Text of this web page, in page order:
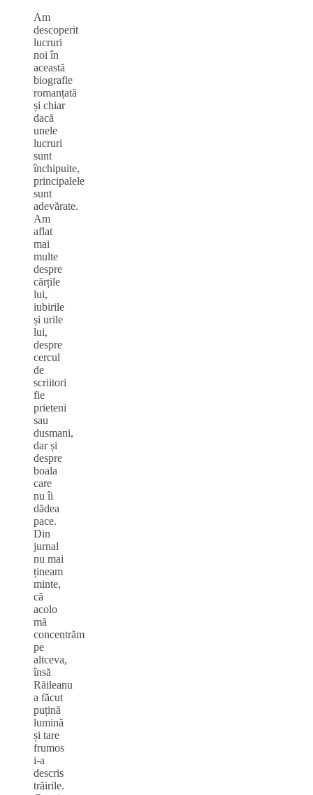
Am
descoperit
lucruri
noi în
această
biografie
romanțată
și chiar
dacă
unele
lucruri
sunt
închipuite,
principalele
sunt
adevărate.
Am
aflat
mai
multe
despre
cărțile
lui,
iubirile
și urile
lui,
despre
cercul
de
scriitori
fie
prieteni
sau
dusmani,
dar și
despre
boala
care
nu îi
dădea
pace.
Din
jurnal
nu mai
țineam
minte,
că
acolo
mă
concentrăm
pe
altceva,
însă
Răileanu
a făcut
puțină
lumină
și tare
frumos
i-a
descris
trăirile.